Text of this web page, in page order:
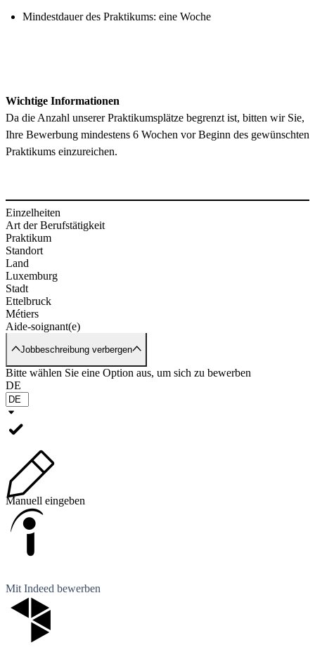
Mindestdauer des Praktikums: eine Woche
Wichtige Informationen
Da die Anzahl unserer Praktikumsplätze begrenzt ist, bitten wir Sie,
Ihre Bewerbung mindestens 6 Wochen vor Beginn des gewünschten
Praktikums einzureichen.
Einzelheiten
Art der Berufstätigkeit
Praktikum
Standort
Land
Luxemburg
Stadt
Ettelbruck
Métiers
Aide-soignant(e)
Jobbeschreibung verbergen
Bitte wählen Sie eine Option aus, um sich zu bewerben
DE
Manuell eingeben
Mit Indeed bewerben